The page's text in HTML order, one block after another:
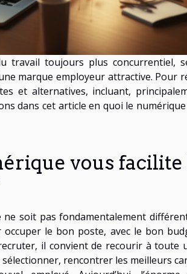
travail toujours plus concurrentiel,
marque employeur attractive. Pour
et alternatives, incluant,
dans cet article en quoi le
vous facilite
soit pas fondamentalement
le bon poste, avec le bon
il convient de recourir à toute
rencontrer les meilleurs